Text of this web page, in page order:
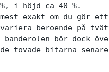
i höjd ca 40 %.
exakt om du gör
variera beroende
banderolen bör dock
tovade bitarna